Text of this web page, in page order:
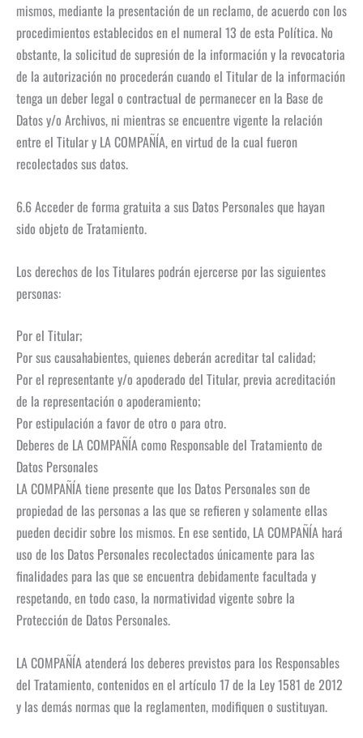
mismos, mediante la presentación de un reclamo, de acuerdo con los
procedimientos establecidos en el numeral 13 de esta Política. No
obstante, la solicitud de supresión de la información y la revocatoria
de la autorización no procederán cuando el Titular de la información
tenga un deber legal o contractual de permanecer en la Base de
Datos y/o Archivos, ni mientras se encuentre vigente la relación
entre el Titular y LA COMPAÑÍA, en virtud de la cual fueron
recolectados sus datos.
6.6 Acceder de forma gratuita a sus Datos Personales que hayan
sido objeto de Tratamiento.
Los derechos de los Titulares podrán ejercerse por las siguientes
personas:
Por el Titular;
Por sus causahabientes, quienes deberán acreditar tal calidad;
Por el representante y/o apoderado del Titular, previa acreditación
de la representación o apoderamiento;
Por estipulación a favor de otro o para otro.
Deberes de LA COMPAÑÍA como Responsable del Tratamiento de
Datos Personales
LA COMPAÑÍA tiene presente que los Datos Personales son de
propiedad de las personas a las que se refieren y solamente ellas
pueden decidir sobre los mismos. En ese sentido, LA COMPAÑÍA hará
uso de los Datos Personales recolectados únicamente para las
finalidades para las que se encuentra debidamente facultada y
respetando, en todo caso, la normatividad vigente sobre la
Protección de Datos Personales.
LA COMPAÑÍA atenderá los deberes previstos para los Responsables
del Tratamiento, contenidos en el artículo 17 de la Ley 1581 de 2012
y las demás normas que la reglamenten, modifiquen o sustituyan.